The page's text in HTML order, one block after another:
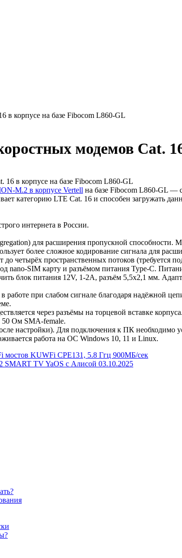
в корпусе на базе Fibocom L860-GL
модемов Cat.
M.2 в корпусе Vertell на базе Fibocom L860-GL —
категорию LTE Cat. 16 и способен загружать
интернета в России.
для расширения пропускной
более сложное кодирование сигнала для
четырёх пространственных потоков (требуется
nano-SIM карту и разъёмом питания Type-C.
блок питания 12V, 1-2А, разъём 5,5х2,1 мм.
при слабом сигнале благодаря надёжной
через разъёмы на торцевой вставке
50 Ом SMA-female.
настройки). Для подключения к ПК
работа на ОС Windows 10, 11 и Linux.
мостов KUWFi CPE131, 5.8 Ггц 900МБ/сек
SMART TV YaOS с Алисой 03.10.2025